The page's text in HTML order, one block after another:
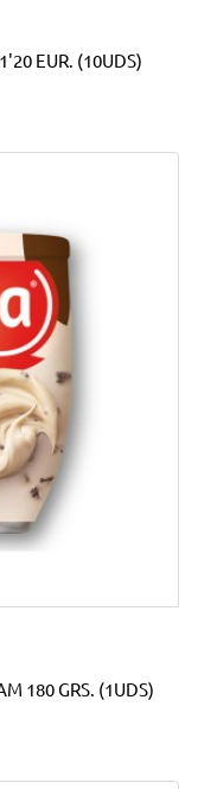
TWINS 150 GRS. 1'20 EUR. (10UDS)
180 GRS. (1UDS)